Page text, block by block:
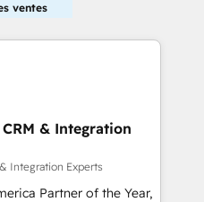
ventes
& Integration
Integration Experts
Partner of the Year,